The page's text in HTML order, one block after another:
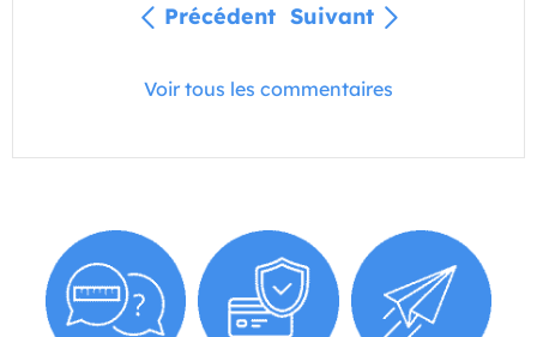
Précédent Suivant
Voir tous les commentaires